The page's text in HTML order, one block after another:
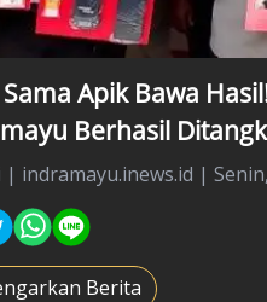
Apik Bawa
Berhasil
| indramayu.inews.id |
Berita